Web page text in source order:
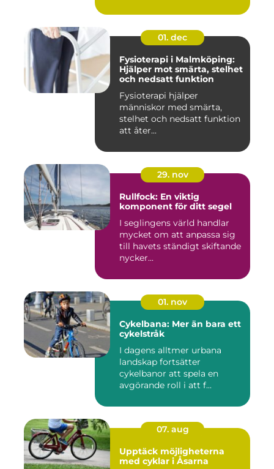
01. dec
Fysioterapi i Malmköping:
Hjälper mot smärta, stelhet
och nedsatt funktion
Fysioterapi hjälper
människor med smärta,
stelhet och nedsatt funktion
att åter...
29. nov
Rullfock: En viktig
komponent för ditt segel
I seglingens värld handlar
mycket om att anpassa sig
till havets ständigt skiftande
nycker...
01. nov
Cykelbana: Mer än bara ett
cykelstråk
I dagens alltmer urbana
landskap fortsätter
cykelbanor att spela en
avgörande roll i att f...
07. aug
Upptäck möjligheterna
med cyklar i Åsarna